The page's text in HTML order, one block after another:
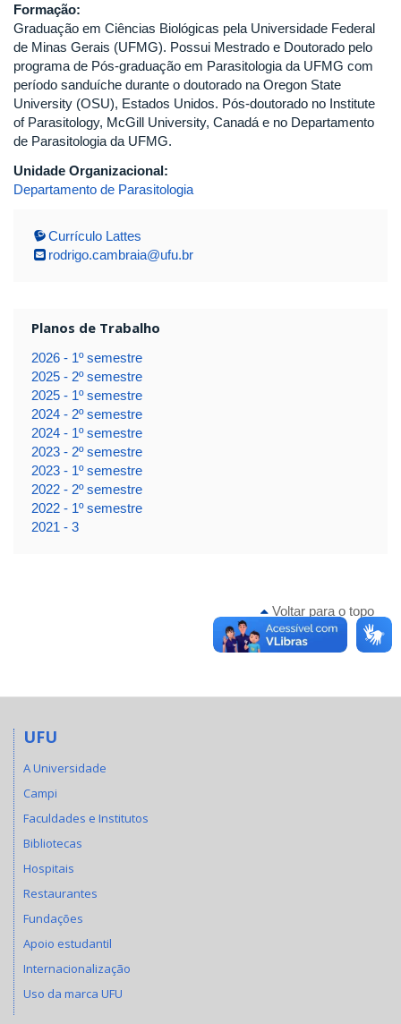
Formação:
Graduação em Ciências Biológicas pela Universidade Federal
de Minas Gerais (UFMG). Possui Mestrado e Doutorado pelo
programa de Pós-graduação em Parasitologia da UFMG com
período sanduíche durante o doutorado na Oregon State
University (OSU), Estados Unidos. Pós-doutorado no Institute
of Parasitology, McGill University, Canadá e no Departamento
de Parasitologia da UFMG.
Unidade Organizacional:
Departamento de Parasitologia
Currículo Lattes
rodrigo.cambraia@ufu.br
Planos de Trabalho
2026 - 1º semestre
2025 - 2º semestre
2025 - 1º semestre
2024 - 2º semestre
2024 - 1º semestre
2023 - 2º semestre
2023 - 1º semestre
2022 - 2º semestre
2022 - 1º semestre
2021 - 3
Voltar para o topo
UFU
A Universidade
Campi
Faculdades e Institutos
Bibliotecas
Hospitais
Restaurantes
Fundações
Apoio estudantil
Internacionalização
Uso da marca UFU